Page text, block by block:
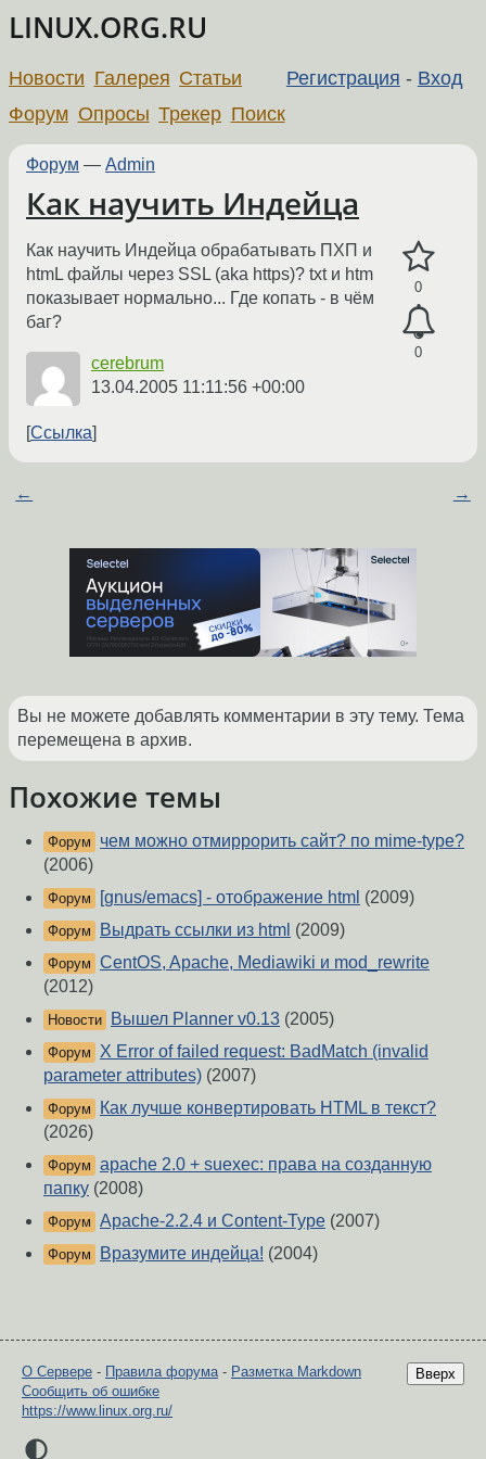
LINUX.ORG.RU
Регистрация - Вход
Новости Галерея Статьи
Форум Опросы Трекер Поиск
Форум — Admin
Как научить Индейца
0
0
Как научить Индейца обрабатывать ПХП и
htmL файлы через SSL (aka https)? txt и htm
показывает нормально... Где копать - в чём
баг?
cerebrum
13.04.2005 11:11:56 +00:00
Ссылка
← →
Вы не можете добавлять комментарии в эту тему. Тема
перемещена в архив.
Похожие темы
Форум
чем можно отмиррорить сайт? по mime-type?
(2006)
Форум [gnus/emacs] - отображение html (2009)
Форум Выдрать ссылки из html (2009)
Форум CentOS, Apache, Mediawiki и mod_rewrite
(2012)
Новости Вышел Planner v0.13 (2005)
Форум
X Error of failed request: BadMatch (invalid
parameter attributes) (2007)
Форум
Как лучше конвертировать HTML в текст?
(2026)
Форум apache 2.0 + suexec: права на созданную
папку (2008)
Форум Apache-2.2.4 и Content-Type (2007)
Форум Вразумите индейца! (2004)
Вверх
О Сервере - Правила форума- Разметка Markdown
Сообщить об ошибке
https://www.linux.org.ru/